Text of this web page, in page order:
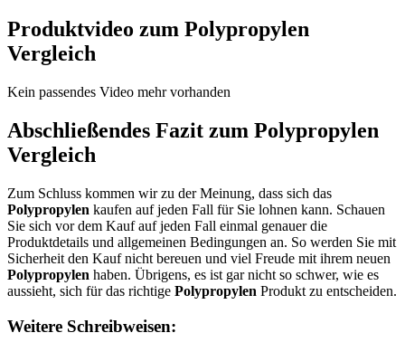
Produktvideo zum Polypropylen
Vergleich
Kein passendes Video mehr vorhanden
Abschließendes Fazit zum Polypropylen
Vergleich
Zum Schluss kommen wir zu der Meinung, dass sich das
Polypropylen kaufen auf jeden Fall für Sie lohnen kann. Schauen
Sie sich vor dem Kauf auf jeden Fall einmal genauer die
Produktdetails und allgemeinen Bedingungen an. So werden Sie mit
Sicherheit den Kauf nicht bereuen und viel Freude mit ihrem neuen
Polypropylen haben. Übrigens, es ist gar nicht so schwer, wie es
aussieht, sich für das richtige Polypropylen Produkt zu entscheiden.
Weitere Schreibweisen: